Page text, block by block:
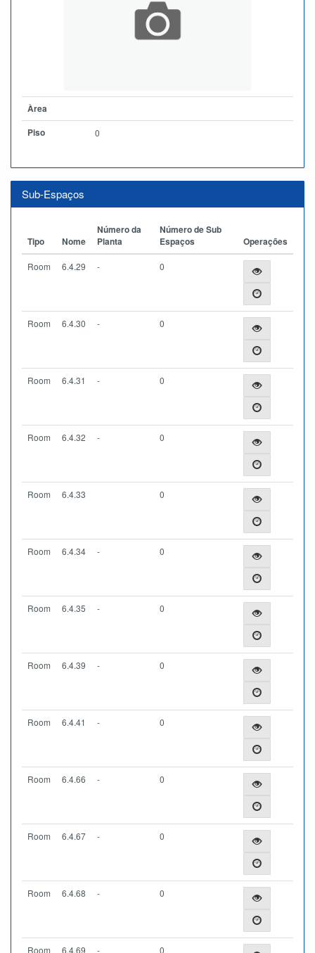
Àrea
Piso
0
Sub-Espaços
Tipo Nome
Número da
Planta
Número de Sub
Espaços
Operações
Room 6.4.29 - 0
Room 6.4.30 - 0
Room 6.4.31 - 0
Room 6.4.32 - 0
Room 6.4.33 0
Room 6.4.34 - 0
Room 6.4.35 - 0
Room 6.4.39 - 0
Room 6.4.41 - 0
Room 6.4.66 - 0
Room 6.4.67 - 0
Room 6.4.68 - 0
Room 6.4.69 - 0